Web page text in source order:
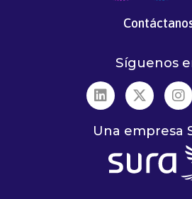
Síguenos
Una empresa